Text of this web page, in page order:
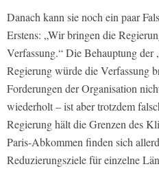
Danach kann sie noch ein paar
Erstens: „Wir bringen die
Verfassung.“ Die Behauptung der
Regierung würde die Verfassung
Forderungen der Organisation
wiederholt – ist aber trotzdem
Regierung hält die Grenzen des
Paris-Abkommen finden sich
Reduzierungsziele für einzelne